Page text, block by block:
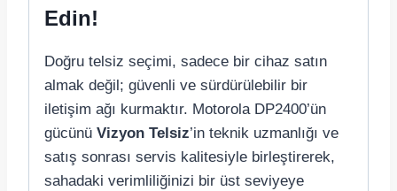
Edin!
Doğru telsiz seçimi, sadece bir cihaz satın
almak değil; güvenli ve sürdürülebilir bir
iletişim ağı kurmaktır. Motorola DP2400’ün
gücünü Vizyon Telsiz’in teknik uzmanlığı ve
satış sonrası servis kalitesiyle birleştirerek,
sahadaki verimliliğinizi bir üst seviyeye